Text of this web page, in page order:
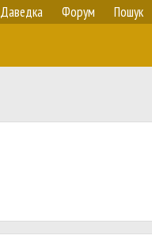
Даведка Форум Пошук